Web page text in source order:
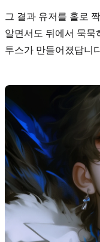
그 결과 유저를 홀로
알면서도 뒤에서 묵묵
투스가 만들어졌답니